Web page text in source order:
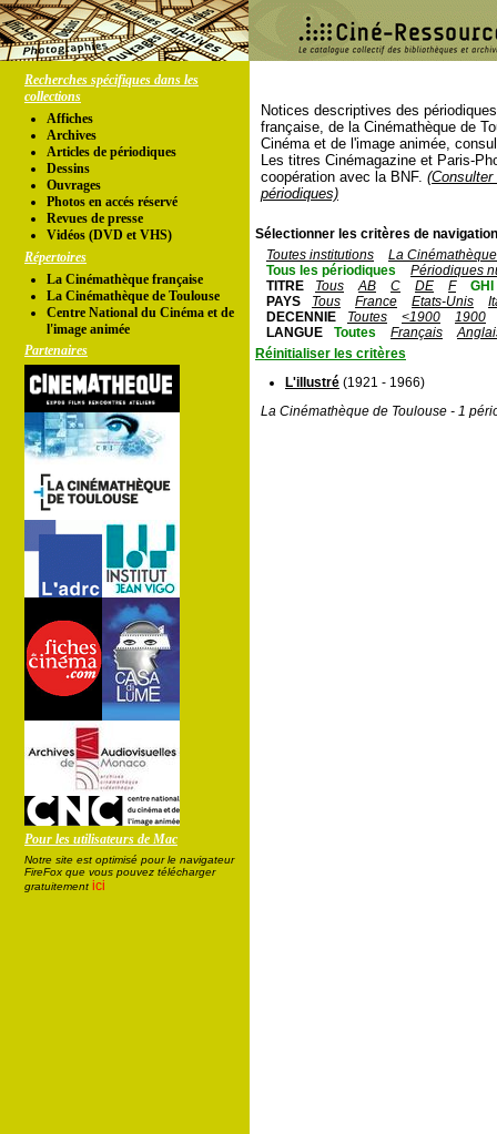
Recherches spécifiques dans les
collections
Affiches
Archives
Articles de périodiques
Dessins
Ouvrages
Photos en accés réservé
Revues de presse
Vidéos (DVD et VHS)
Répertoires
La Cinémathèque française
La Cinémathèque de Toulouse
Centre National du Cinéma et de
l'image animée
Partenaires
Pour les utilisateurs de Mac
Notre site est optimisé pour le navigateur
FireFox que vous pouvez télécharger
gratuitement ici
Notices descriptives des
française, de la Cinémathèque de
Cinéma et de l'image animée,
Les titres Cinémagazine et Paris-
coopération avec la BNF.
périodiques)
Sélectionner les critères de
Toutes institutions
La
Tous les périodiques
Périodiques
TITRE
Tous AB C DE F
GHI
PAYS
Tous France Etats-Unis
DECENNIE
Toutes <1900
1900
LANGUE
Toutes Français
Réinitialiser les critères
L'illustré (1921 - 1966)
La Cinémathèque de Toulouse - 1